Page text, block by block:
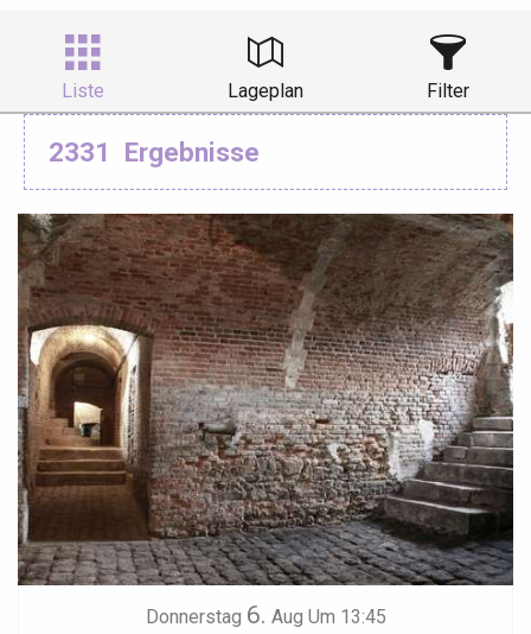
Liste Lageplan Filter
2331 Ergebnisse
Donnerstag 6. Aug Um 13:45